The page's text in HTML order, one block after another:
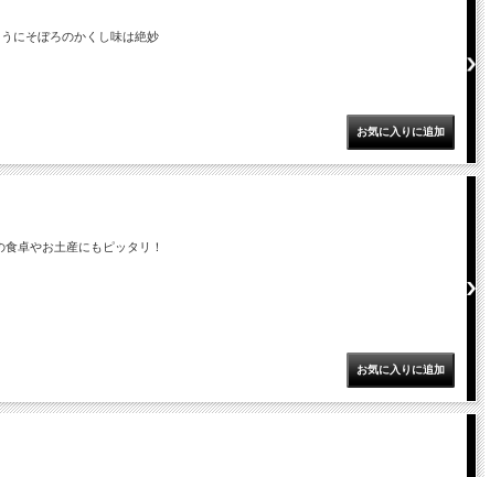
にそぼろのかくし味は絶妙
卓やお土産にもピッタリ！